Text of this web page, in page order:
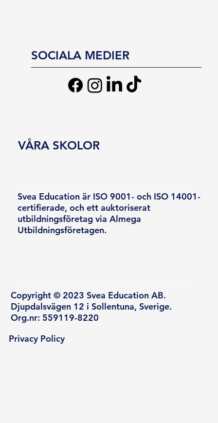
SOCIALA MEDIER
Svea Education är ISO 9001- och ISO 14001-
certifierade, och ett auktoriserat
utbildningsföretag via Almega
Utbildningsföretagen.
Copyright © 2023 Svea Education AB.
Djupdalsvägen 12 i Sollentuna, Sverige.
Org.nr: 559119-8220
VÅRA SKOLOR
Privacy Policy